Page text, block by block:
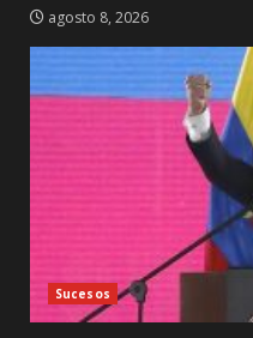
agosto 8, 2026
Sucesos